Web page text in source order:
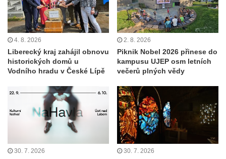
4. 8. 2026
Liberecký kraj zahájil obnovu
historických domů u
Vodního hradu v České Lípě
2. 8. 2026
Piknik Nobel 2026 přinese do
kampusu UJEP osm letních
večerů plných vědy
30. 7. 2026 30. 7. 2026